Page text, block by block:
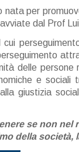
nata per
dal Prof
cui
delle
e
giustizia
se non
della società,